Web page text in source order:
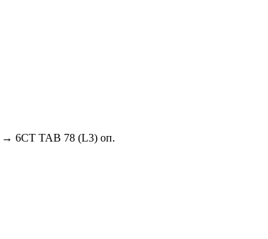
→ 6СТ TAB 78 (L3) оп.